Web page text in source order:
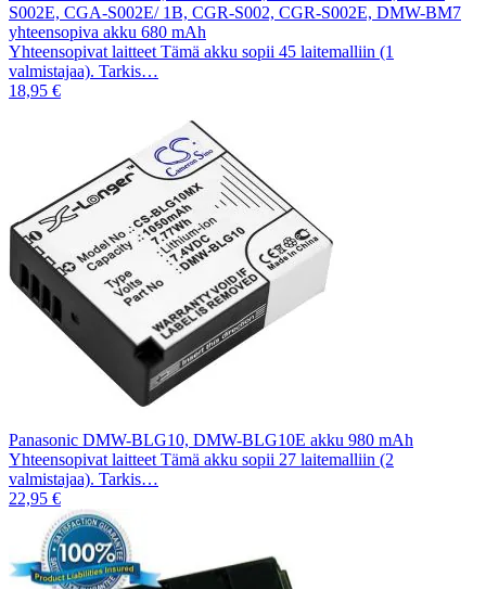
S002E, CGA-S002E/ 1B, CGR-S002, CGR-S002E, DMW-BM7
yhteensopiva akku 680 mAh
Yhteensopivat laitteet Tämä akku sopii 45 laitemalliin (1
valmistajaa). Tarkis…
18,95 €
Panasonic DMW-BLG10, DMW-BLG10E akku 980 mAh
Yhteensopivat laitteet Tämä akku sopii 27 laitemalliin (2
valmistajaa). Tarkis…
22,95 €